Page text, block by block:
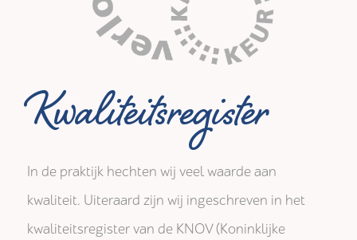
Kwaliteitsregister
In de praktijk hechten wij veel waarde aan
kwaliteit. Uiteraard zijn wij ingeschreven in het
kwaliteitsregister van de KNOV (Koninklijke